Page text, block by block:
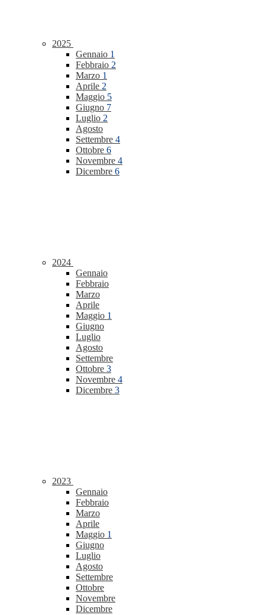
2025
Gennaio 1
Febbraio 2
Marzo 1
Aprile 2
Maggio 5
Giugno 7
Luglio 2
Agosto
Settembre 4
Ottobre 6
Novembre 4
Dicembre 6
2024
Gennaio
Febbraio
Marzo
Aprile
Maggio 1
Giugno
Luglio
Agosto
Settembre
Ottobre 3
Novembre 4
Dicembre 3
2023
Gennaio
Febbraio
Marzo
Aprile
Maggio 1
Giugno
Luglio
Agosto
Settembre
Ottobre
Novembre
Dicembre